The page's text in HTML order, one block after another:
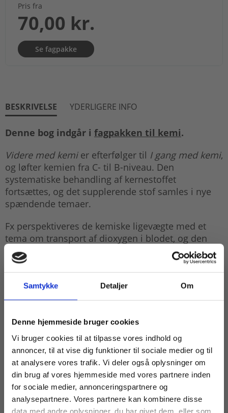
Samtykke Detaljer Om
Denne hjemmeside bruger cookies
Vi bruger cookies til at tilpasse vores indhold og
annoncer, til at vise dig funktioner til sociale medier og til
at analysere vores trafik. Vi deler også oplysninger om
din brug af vores hjemmeside med vores partnere inden
for sociale medier, annonceringspartnere og
analysepartnere. Vores partnere kan kombinere disse
data med andre oplysninger, du har givet dem, eller som
Pris fra
70,00 kr.
Se fagpakke
BESKRIVELSE YDERLIGERE INFO
Denne bog indgår i fagpakken til kemi.
Videre med kemier efterfølger til I gang med kemi,
og løfter kemien fra C- til B-niveau. Den
systematiske behandling af kernestoffet
fortsættes, og det supplerende stof samles i nye
spændende temaer.
Fx perspektiveres de kemiske ligevægte med et
tema om transport af dioxygen i blodet, og den
organiske kemi fordeles over flere kapitler der
bl.a. uddybes med temaer om sukkerstoffer og
geleringsmidler, lipider i planter og dyr,
aminosyrer og proteiner. Det eksperimentelle
arbejde vil også være i fokus, fx gennem kapitler
en række andre kemiske metoder og teknikker.
Bogen har otte kapitler:
Farvede forbindelser og lys
Kemiske ligevægte
Syre-basereaktioner og pH-beregninger
Køb læremidler og find masterclasses mm.
Fortsæt som:
For privatkunder og
studerende. Du får
For institutioner og
virksomheder. Du